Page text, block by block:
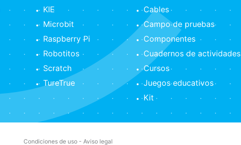
KIE
Microbit
Raspberry Pi
Robotitos
Scratch
TureTrue
Cables
Campo de pruebas
Componentes
Cuadernos de actividades
Cursos
Juegos educativos
Kit
Condiciones de uso - Aviso legal